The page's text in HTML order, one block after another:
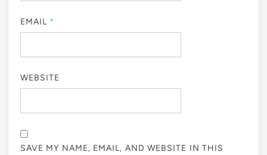
EMAIL *
WEBSITE
SAVE MY NAME, EMAIL, AND WEBSITE IN THIS